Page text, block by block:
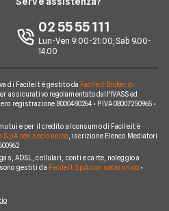
02 55 55 111
Lun-Ven 9:00-21:00; Sab 9.00-
14.00
di Facile.it è gestito da Facile.it Broker di
assicurativo regolamentato dall'IVASS ed
registrazione B000480264 • P.IVA 08007250965 •
e per il credito al consumo di Facile.it è
con socio unico, iscrizione Elenco Mediatori
ADSL, cellulari, conti e carte, noleggio a
gestiti da Facile.it S.p.A. con socio unico•